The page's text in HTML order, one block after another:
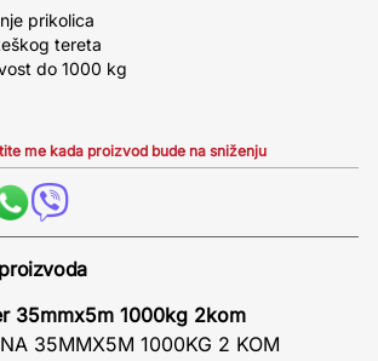
prikolica
tereta
do 1000 kg
me kada proizvod bude na sniženju
35mmx5m 1000kg 2kom
35MMX5M 1000KG 2 KOM